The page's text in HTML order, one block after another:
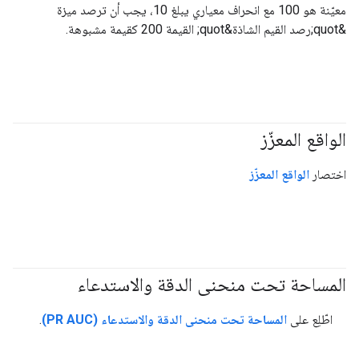
معيّنة هو 100 مع انحراف معياري يبلغ 10، يجب أن ترصد ميزة
&quot;رصد القيم الشاذة&quot; القيمة 200 كقيمة مشبوهة.
الواقع المعزّز
اختصار الواقع المعزّز
المساحة تحت منحنى الدقة والاستدعاء
#Metric
اطّلِع على المساحة تحت منحنى الدقة والاستدعاء (PR AUC) .